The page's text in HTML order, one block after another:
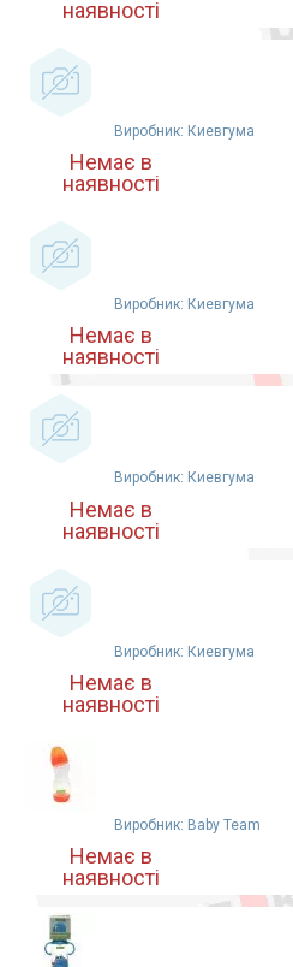
наявності
Виробник: Киевгума
Немає в
наявності
Виробник: Киевгума
Немає в
наявності
Виробник: Киевгума
Немає в
наявності
Виробник: Киевгума
Немає в
наявності
Виробник: Baby Team
Немає в
наявності